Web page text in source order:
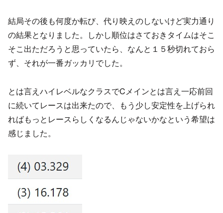
結局その後も何度か転び、代り映えのしないけど実力通り
の結果となりました。しかし順位はさておきタイムはそこ
そこ出ただろうと思っていたら、なんと１５秒切れておら
ず、それが一番ガッカリでした。
とは言えハイレベルなクラスでCメインとは言え一応前回
に続いてレースは出来たので、もう少し安定性を上げられ
ればもっとレースらしくなるんじゃないかなという希望は
感じました。